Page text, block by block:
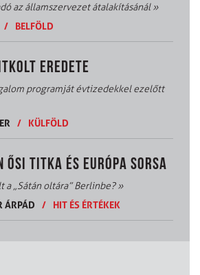
az államszervezet átalakításánál»
/ BELFÖLD
EREDETE
programját évtizedekkel ezelőtt
/ KÜLFÖLD
ŐSI TITKA ÉS EURÓPA SORSA
a „Sátán oltára” Berlinbe?»
ÁRPÁD
/ HIT ÉS ÉRTÉKEK